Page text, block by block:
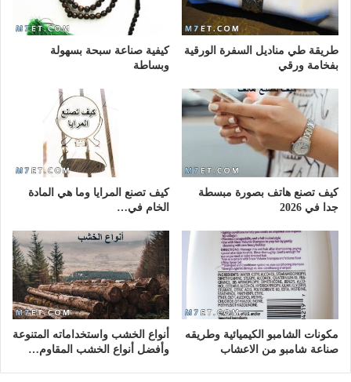
طريقة طي مناديل السفرة الورقية
بفخامة ورقي
كيفية صناعة سبحة بسهولة
وبساطة
كيف تصنع هاتف بصورة مبسطة
جدا في 2026
كيف تصنع المرايا وما هي المادة
الخام في…
مكونات الشامبو الكيميائية وطريقه
صناعة شامبو من الاعشاب
أنواع الخشب واستخداماته المتنوعة
وأفضل أنواع الخشب المقاوم…